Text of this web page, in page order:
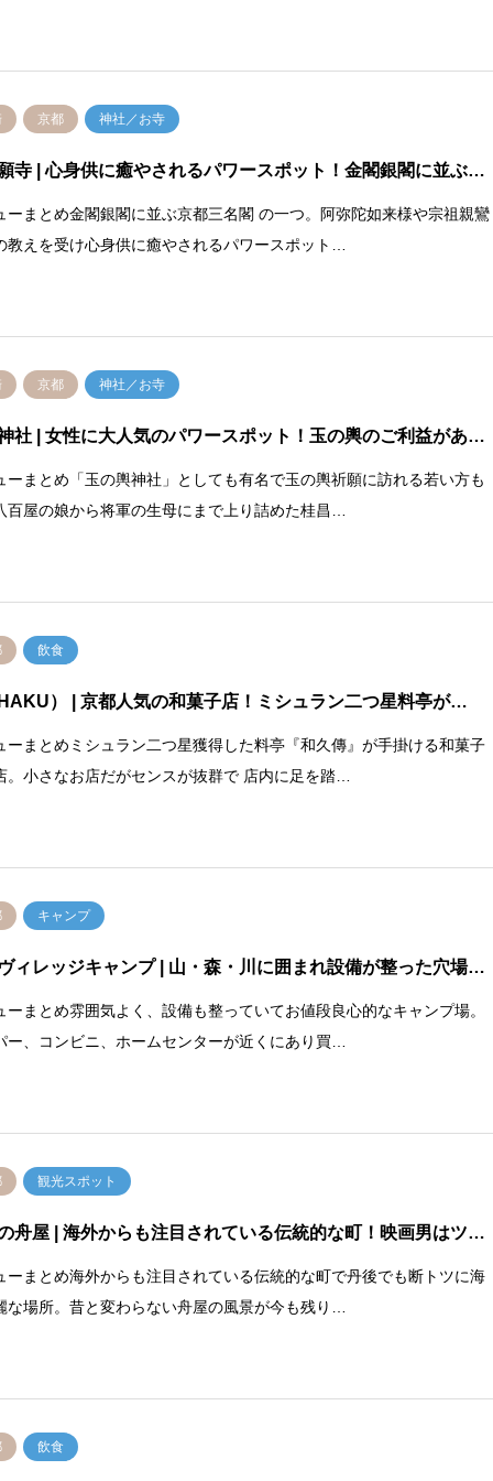
京都 神社／お寺
寺 | 心身供に癒やされるパワースポット！金閣銀閣に並ぶ…
ーまとめ金閣銀閣に並ぶ京都三名閣 の一つ。阿弥陀如来様や宗祖親鸞
教えを受け心身供に癒やされるパワースポット…
京都 神社／お寺
社 | 女性に大人気のパワースポット！玉の輿のご利益があ…
ーまとめ「玉の輿神社」としても有名で玉の輿祈願に訪れる若い方も
百屋の娘から将軍の生母にまで上り詰めた桂昌…
飲食
） | 京都人気の和菓子店！ミシュラン二つ星料亭が…
ーまとめミシュラン二つ星獲得した料亭『和久傳』が手掛ける和菓子
。小さなお店だがセンスが抜群で 店内に足を踏…
キャンプ
ィレッジキャンプ| 山・森・川に囲まれ設備が整った穴場…
ーまとめ雰囲気よく、設備も整っていてお値段良心的なキャンプ場。
ー、コンビニ、ホームセンターが近くにあり買…
観光スポット
舟屋 | 海外からも注目されている伝統的な町！映画男はツ…
ーまとめ海外からも注目されている伝統的な町で丹後でも断トツに海
な場所。昔と変わらない舟屋の風景が今も残り…
飲食